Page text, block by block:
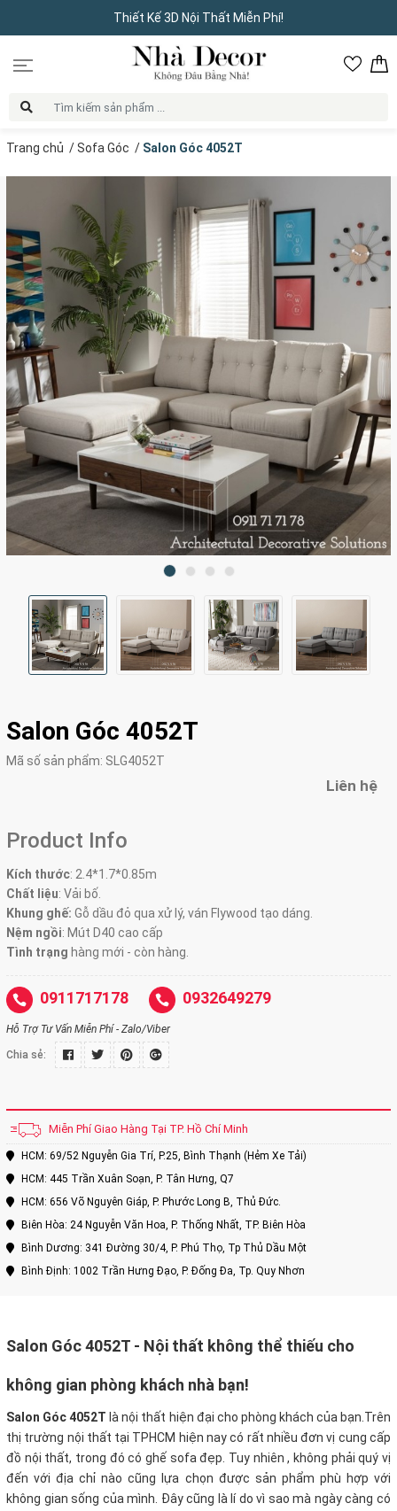
Thiết Kế 3D Nội Thất Miễn Phí!
Trang chủ /Sofa Góc / Salon Góc 4052T
Salon Góc 4052T
Mã số sản phẩm: SLG4052T
Liên hệ
Product Info
Kích thước: 2.4*1.7*0.85m
Chất liệu: Vải bố.
Khung ghế: Gỗ dầu đỏ qua xử lý, ván Flywood tạo dáng.
Nệm ngồi: Mút D40 cao cấp
Tình trạng hàng mới - còn hàng.
0911717178 0932649279
Hỗ Trợ Tư Vấn Miễn Phí - Zalo/Viber
Chia sẻ:
Miễn Phí Giao Hàng Tại TP. Hồ Chí Minh
HCM: 69/52 Nguyễn Gia Trí, P.25, Bình Thạnh (Hẻm Xe Tải)
HCM: 445 Trần Xuân Soạn, P. Tân Hưng, Q7
HCM: 656 Võ Nguyên Giáp, P. Phước Long B, Thủ Đức.
Biên Hòa: 24 Nguyễn Văn Hoa, P. Thống Nhất, TP. Biên Hòa
Bình Dương: 341 Đường 30/4, P. Phú Thọ, Tp Thủ Dầu Một
Bình Định: 1002 Trần Hưng Đạo, P. Đống Đa, Tp. Quy Nhơn
Salon Góc 4052T - Nội thất không thể thiếu cho
không gian phòng khách nhà bạn!
Salon Góc 4052T là nội thất hiện đại cho phòng khách của bạn.Trên
thị trường nội thất tại TPHCM hiện nay có rất nhiều đơn vị cung cấp
đồ nội thất, trong đó có ghế sofa đẹp. Tuy nhiên , không phải quý vị
đến với địa chỉ nào cũng lựa chọn được sản phẩm phù hợp với
không gian sống của mình. Đây cũng là lí do vì sao mà ngày càng có